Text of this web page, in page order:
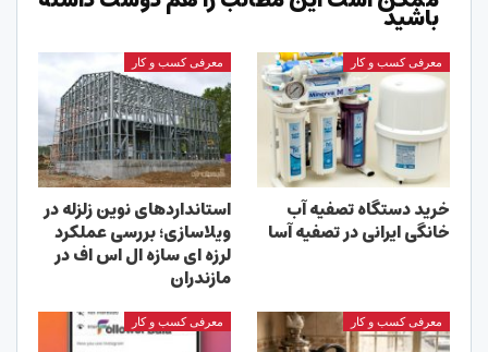
باشید
معرفی کسب و کار
خرید دستگاه تصفیه آب
خانگی ایرانی در تصفیه آسا
معرفی کسب و کار
استانداردهای نوین زلزله در
ویلاسازی؛ بررسی عملکرد
لرزه ای سازه ال اس اف در
مازندران
معرفی کسب و کار معرفی کسب و کار